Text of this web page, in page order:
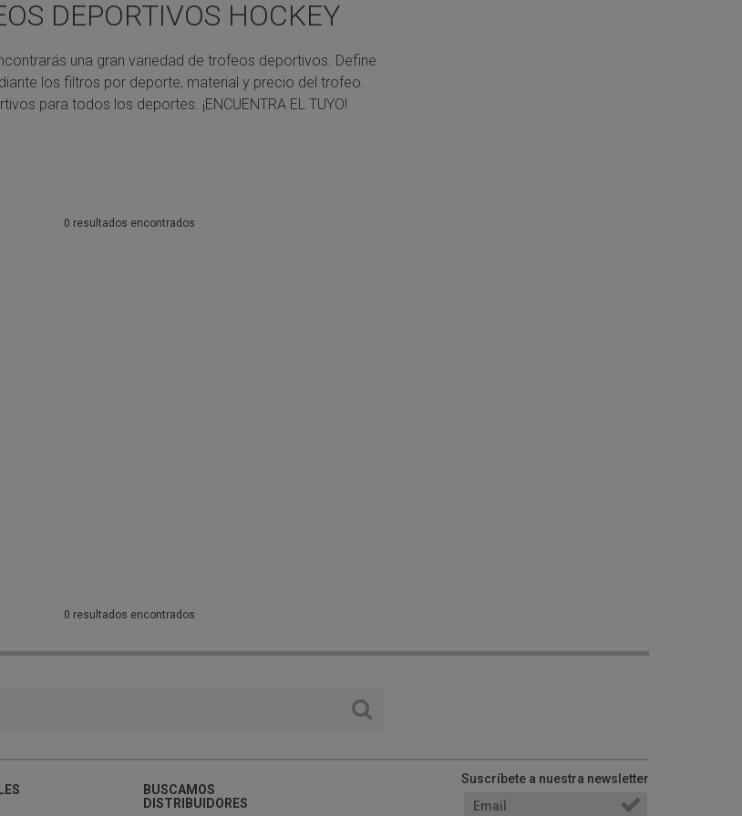
DEPORTIVOS HOCKEY
una gran variedad de trofeos deportivos. Define
los filtros por deporte, material y precio del trofeo.
para todos los deportes. ¡ENCUENTRA EL TUYO!
0 resultados encontrados
0 resultados encontrados
BUSCAMOS
DISTRIBUIDORES
Suscríbete a nuestra newsletter